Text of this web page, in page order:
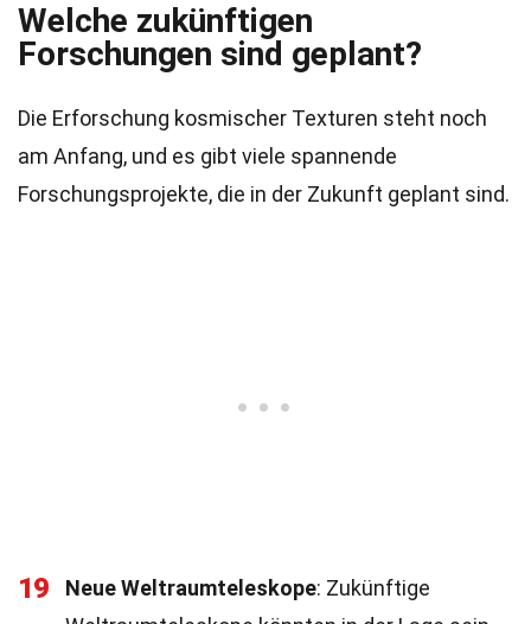
Welche zukünftigen
Forschungen sind geplant?
Die Erforschung kosmischer Texturen steht noch
am Anfang, und es gibt viele spannende
Forschungsprojekte, die in der Zukunft geplant sind.
19 Neue Weltraumteleskope: Zukünftige